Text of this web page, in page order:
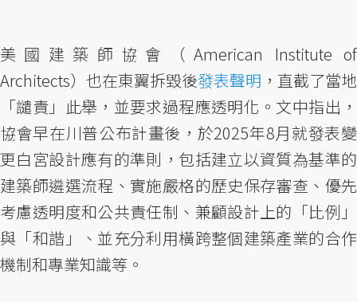
美國建築師協會（American Institute of
Architects）也在東翼拆毀後發表聲明 ，直截了當地
「譴責」此舉，並要求過程應透明化。文中指出，
協會早在川普公布計畫後，於2025年8月就發表變
更白宮設計應有的準則，包括建立以資質為基準的
建築師遴選流程、實施嚴格的歷史保存審查、優先
考慮透明度和公共責任制、兼顧設計上的「比例」
與「和諧」、並充分利用橫跨整個建築產業的合作
機制和專業知識等。